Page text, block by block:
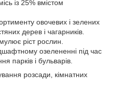
із 25% вмістом
овочевих і зелених
дерев і чагарників.
ріст рослин.
озелененні під час
парків і бульварів.
розсади, кімнатних